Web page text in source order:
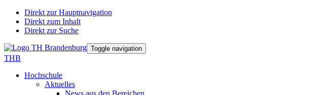
Direkt zur Hauptnavigation
Direkt zum Inhalt
Direkt zur Suche
Toggle navigation
THB
Hochschule
Aktuelles
News aus den Bereichen